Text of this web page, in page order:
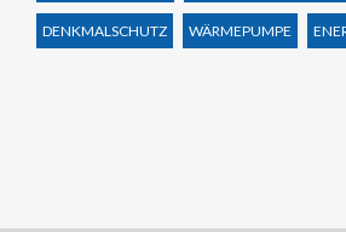
DENKMALSCHUTZ WÄRMEPUMPE